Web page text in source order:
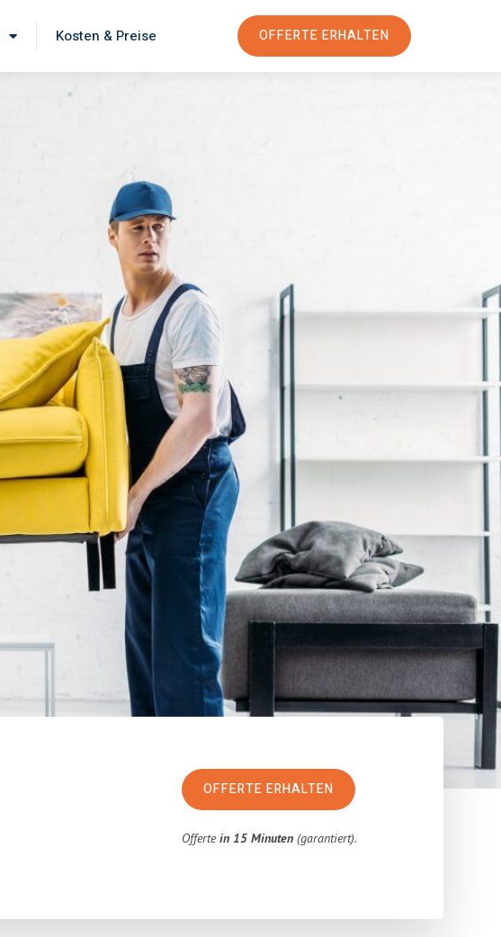
Kosten & Preise OFFERTE ERHALTEN
OFFERTE ERHALTEN
Offertein 15 Minuten (garantiert).